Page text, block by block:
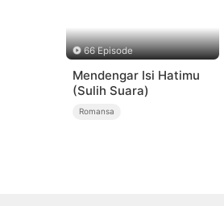
66 Episode
Mendengar Isi Hatimu
(Sulih Suara)
Romansa